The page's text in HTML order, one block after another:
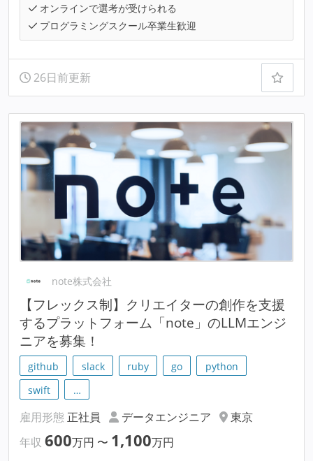
オンラインで選考が受けられる
プログラミングスクール卒業生歓迎
26日前更新
note株式会社
【フレックス制】クリエイターの創作を支援
するプラットフォーム「note」のLLMエンジ
ニアを募集！
github slack ruby go
python
swift
…
雇用形態 正社員 データエンジニア
東京
年収 600万円 〜 1,100万円